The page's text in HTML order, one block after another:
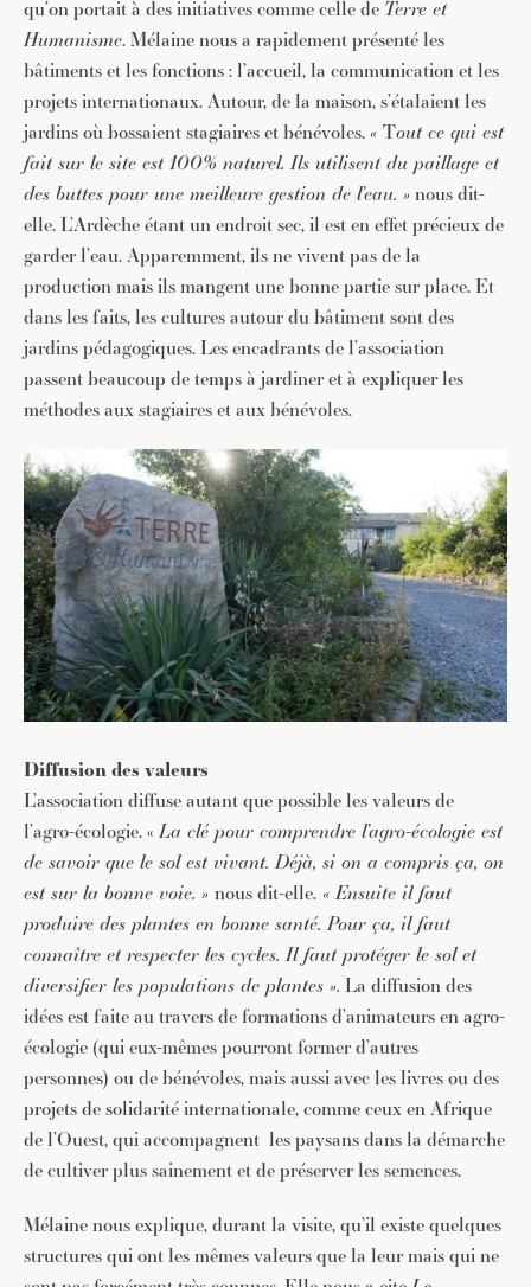
qu’on portait à des initiatives comme celle de Terre et
Humanisme. Mélaine nous a rapidement présenté les
bâtiments et les fonctions : l’accueil, la communication et les
projets internationaux. Autour, de la maison, s’étalaient les
jardins où bossaient stagiaires et bénévoles. « Tout ce qui est
fait sur le site est 100% naturel. Ils utilisent du paillage et
des buttes pour une meilleure gestion de l’eau. » nous dit-
elle. L’Ardèche étant un endroit sec, il est en effet précieux de
garder l’eau. Apparemment, ils ne vivent pas de la
production mais ils mangent une bonne partie sur place. Et
dans les faits, les cultures autour du bâtiment sont des
jardins pédagogiques. Les encadrants de l’association
passent beaucoup de temps à jardiner et à expliquer les
méthodes aux stagiaires et aux bénévoles.
Diffusion des valeurs
L’association diffuse autant que possible les valeurs de
l’agro-écologie. «La clé pour comprendre l’agro-écologie est
de savoir que le sol est vivant. Déjà, si on a compris ça, on
est sur la bonne voie. » nous dit-elle. « Ensuite il faut
produire des plantes en bonne santé. Pour ça, il faut
connaître et respecter les cycles. Il faut protéger le sol et
diversifier les populations de plantes ». La diffusion des
idées est faite au travers de formations d’animateurs en agro-
écologie (qui eux-mêmes pourront former d’autres
personnes) ou de bénévoles, mais aussi avec les livres ou des
projets de solidarité internationale, comme ceux en Afrique
de l’Ouest, qui accompagnent les paysans dans la démarche
de cultiver plus sainement et de préserver les semences.
Mélaine nous explique, durant la visite, qu’il existe quelques
structures qui ont les mêmes valeurs que la leur mais qui ne